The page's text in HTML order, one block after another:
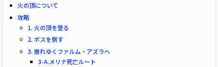
火の頂について
攻略
1. 火の頂を登る
2. ボスを倒す
3. 崩れゆくファルム・アズラへ
3-A.メリナ死亡ルート